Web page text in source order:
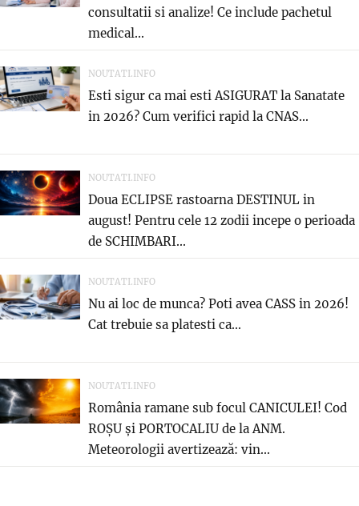
consultatii si analize! Ce include pachetul
medical...
NOUTATI.INFO
Esti sigur ca mai esti ASIGURAT la Sanatate
in 2026? Cum verifici rapid la CNAS...
NOUTATI.INFO
Doua ECLIPSE rastoarna DESTINUL in
august! Pentru cele 12 zodii incepe o perioada
de SCHIMBARI...
NOUTATI.INFO
Nu ai loc de munca? Poti avea CASS in 2026!
Cat trebuie sa platesti ca...
NOUTATI.INFO
România ramane sub focul CANICULEI! Cod
ROȘU și PORTOCALIU de la ANM.
Meteorologii avertizează: vin...